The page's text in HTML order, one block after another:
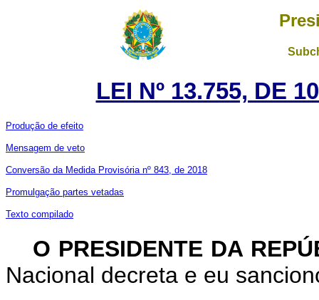
LEI Nº 13.755, DE
Produção de efeito
Mensagem de veto
Conversão da Medida Provisória nº 843, de 2018
Promulgação partes vetadas
Texto compilado
O PRESIDENTE DA
Nacional decreta e eu